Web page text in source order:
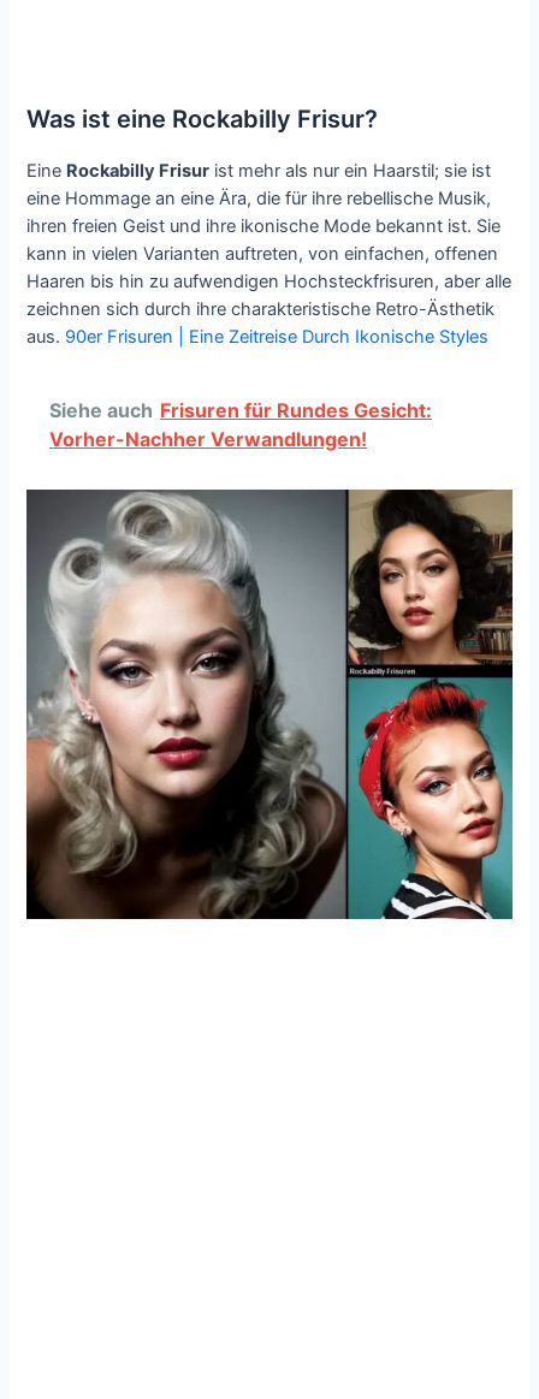
Was ist eine Rockabilly Frisur?
Eine Rockabilly Frisur ist mehr als nur ein Haarstil; sie ist
eine Hommage an eine Ära, die für ihre rebellische Musik,
ihren freien Geist und ihre ikonische Mode bekannt ist. Sie
kann in vielen Varianten auftreten, von einfachen, offenen
Haaren bis hin zu aufwendigen Hochsteckfrisuren, aber alle
zeichnen sich durch ihre charakteristische Retro-Ästhetik
aus. 90er Frisuren | Eine Zeitreise Durch Ikonische Styles
Siehe auch Frisuren für Rundes Gesicht:
Vorher-Nachher Verwandlungen!